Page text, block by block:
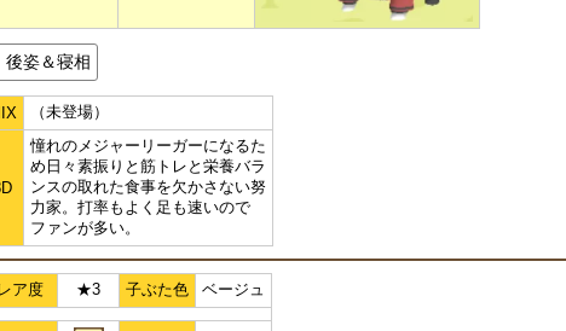
後姿＆寝相
（未登場）
憧れのメジャーリーガーになるた
め日々素振りと筋トレと栄養バラ
ンスの取れた食事を欠かさない努
力家。打率もよく足も速いので
ファンが多い。
レア度 ★3 子ぶた色 ベージュ